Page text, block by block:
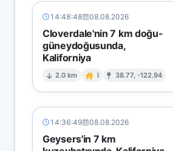
14:48:48 08.08.2026
Cloverdale'nin 7 km doğu-
güneydoğusunda,
Kaliforniya
2.0 km I 38.77, -122.94
14:36:49 08.08.2026
Geysers'in 7 km